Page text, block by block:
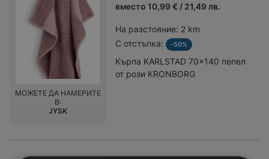
вместо 10,99 € / 21,49 лв.
На разстояние: 2 km
С отстъпка:
-50%
Кърпа KARLSTAD 70x140 пепел
от рози KRONBORG
МОЖЕТЕ ДА НАМЕРИТЕ
В:
JYSK